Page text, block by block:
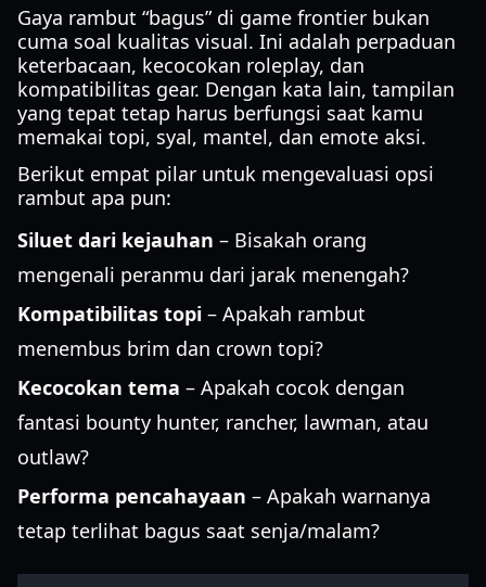
Gaya rambut “bagus” di game frontier bukan
cuma soal kualitas visual. Ini adalah perpaduan
keterbacaan, kecocokan roleplay, dan
kompatibilitas gear. Dengan kata lain, tampilan
yang tepat tetap harus berfungsi saat kamu
memakai topi, syal, mantel, dan emote aksi.
Berikut empat pilar untuk mengevaluasi opsi
rambut apa pun:
Siluet dari kejauhan – Bisakah orang
mengenali peranmu dari jarak menengah?
Kompatibilitas topi – Apakah rambut
menembus brim dan crown topi?
Kecocokan tema – Apakah cocok dengan
fantasi bounty hunter, rancher, lawman, atau
outlaw?
Performa pencahayaan – Apakah warnanya
tetap terlihat bagus saat senja/malam?